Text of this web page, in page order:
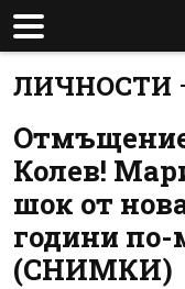
ЛИЧНОСТИ
Колев!
шок от
години по-
(СНИМКИ)